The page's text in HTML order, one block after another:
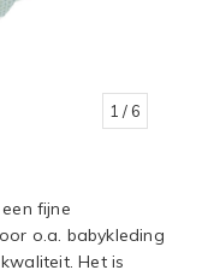
1 / 6
fijne
o.a. babykleding
Het is